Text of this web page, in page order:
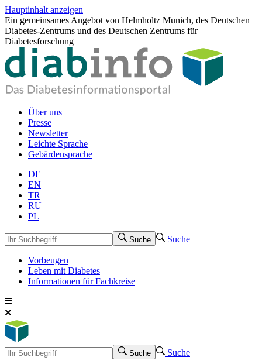
Hauptinhalt anzeigen
Ein gemeinsames Angebot von Helmholtz Munich, des Deutschen
Diabetes-Zentrums und des Deutschen Zentrums für
Diabetesforschung
Über uns
Presse
Newsletter
Leichte Sprache
Gebärdensprache
DE
EN
TR
RU
PL
Suche Suche
Vorbeugen
Leben mit Diabetes
Informationen für Fachkreise
Suche Suche